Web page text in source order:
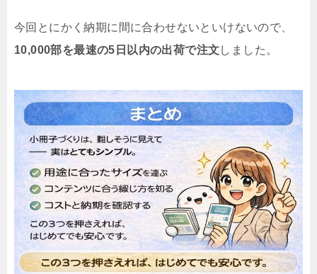
今回とにかく納期に間に合わせないといけないので、
10,000部を最速の5日以内の出荷で注文しました。